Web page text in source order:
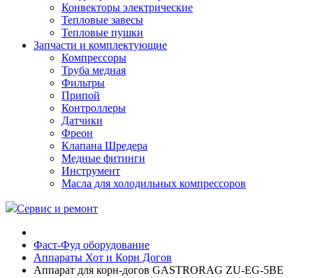
Конвекторы электрические
Тепловые завесы
Тепловые пушки
Запчасти и комплектующие
Компрессоры
Труба медная
Фильтры
Припой
Контроллеры
Датчики
Фреон
Клапана Шредера
Медные фитинги
Инструмент
Масла для холодильных компрессоров
Сервис и ремонт
Фаст-Фуд оборудование
Аппараты Хот и Корн Догов
Аппарат для корн-догов GASTRORAG ZU-EG-5BE